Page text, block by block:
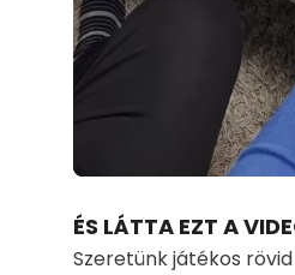
Loaded:
71.00%
ÉS LÁTTA EZT A
Szeretünk játékos